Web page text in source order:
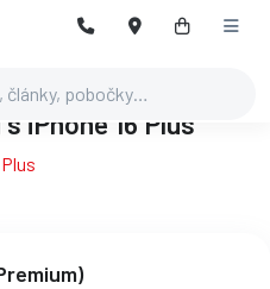
iPhone 16 Plus